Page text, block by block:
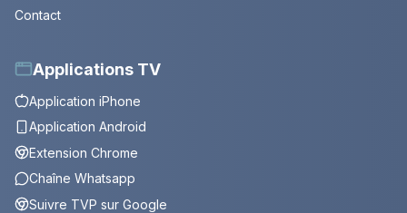
Contact
Applications TV
Application iPhone
Application Android
Extension Chrome
Chaîne Whatsapp
Suivre TVP sur Google